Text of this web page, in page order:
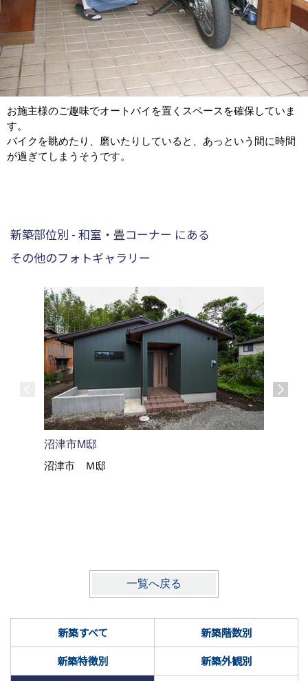
お施主様のご趣味でオートバイを置くスペースを確保していま
す。
バイクを眺めたり、磨いたりしていると、あっという間に時間
が過ぎてしまうそうです。
新築部位別 - 和室・畳コーナー にある
その他のフォトギャラリー
沼津市M邸
沼津市 Ｍ邸
一覧へ戻る
新築すべて
新築階数別
新築特徴別
新築外観別